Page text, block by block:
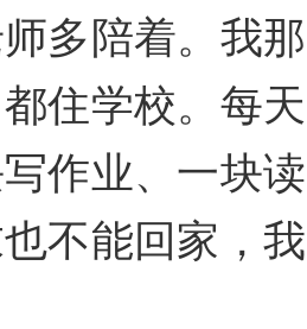
多陪着。我那
住学校。每天
作业、一块读
不能回家，我